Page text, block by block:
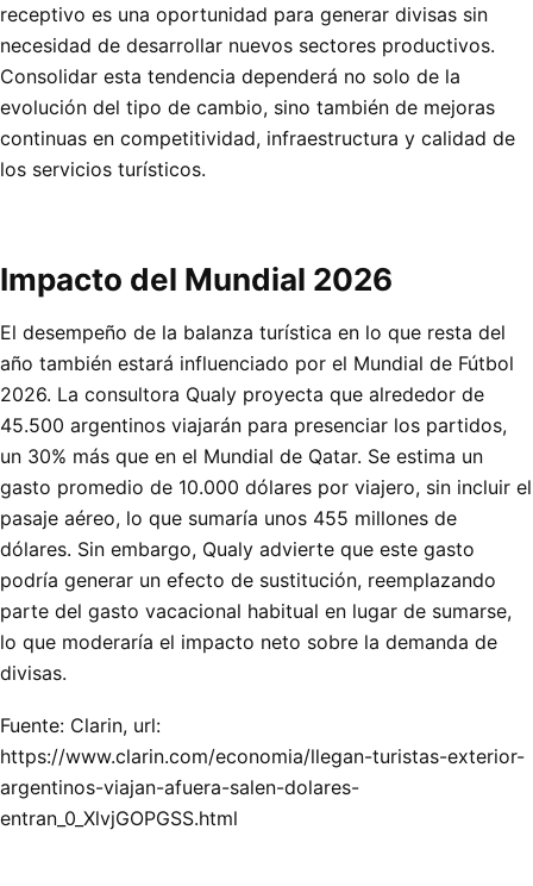
receptivo es una oportunidad para generar divisas sin
necesidad de desarrollar nuevos sectores productivos.
Consolidar esta tendencia dependerá no solo de la
evolución del tipo de cambio, sino también de mejoras
continuas en competitividad, infraestructura y calidad de
los servicios turísticos.
Impacto del Mundial 2026
El desempeño de la balanza turística en lo que resta del
año también estará influenciado por el Mundial de Fútbol
2026. La consultora Qualy proyecta que alrededor de
45.500 argentinos viajarán para presenciar los partidos,
un 30% más que en el Mundial de Qatar. Se estima un
gasto promedio de 10.000 dólares por viajero, sin incluir el
pasaje aéreo, lo que sumaría unos 455 millones de
dólares. Sin embargo, Qualy advierte que este gasto
podría generar un efecto de sustitución, reemplazando
parte del gasto vacacional habitual en lugar de sumarse,
lo que moderaría el impacto neto sobre la demanda de
divisas.
Fuente: Clarin, url:
https://www.clarin.com/economia/llegan-turistas-exterior-
argentinos-viajan-afuera-salen-dolares-
entran_0_XlvjGOPGSS.html